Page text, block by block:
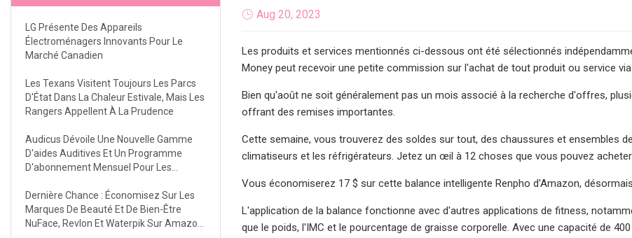
LG Présente Des Appareils
Électroménagers Innovants Pour Le
Marché Canadien
Les Texans Visitent Toujours Les Parcs
D'État Dans La Chaleur Estivale, Mais Les
Rangers Appellent À La Prudence
Audicus Dévoile Une Nouvelle Gamme
D'aides Auditives Et Un Programme
D'abonnement Mensuel Pour Les
Dernière Chance : Économisez Sur Les
Marques De Beauté Et De Bien-Être
NuFace, Revlon Et Waterpik Sur Amazon
Aug 20, 2023
Les produits et services mentionnés ci-dessous ont été sélectionnés
Money peut recevoir une petite commission sur l'achat de tout produit ou service
Bien qu'août ne soit généralement pas un mois associé à la recherche d'offres,
offrant des remises importantes.
Cette semaine, vous trouverez des soldes sur tout, des chaussures et ensembles
climatiseurs et les réfrigérateurs. Jetez un œil à 12 choses que vous pouvez
Vous économiserez 17 $ sur cette balance intelligente Renpho d'Amazon, désormais
L'application de la balance fonctionne avec d'autres applications de fitness,
que le poids, l'IMC et le pourcentage de graisse corporelle. Avec une capacité de